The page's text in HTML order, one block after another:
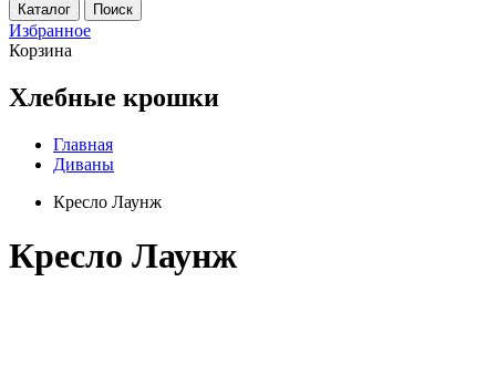
Каталог Поиск
Избранное
Корзина
Хлебные крошки
Главная
Диваны
Кресло Лаунж
Кресло Лаунж